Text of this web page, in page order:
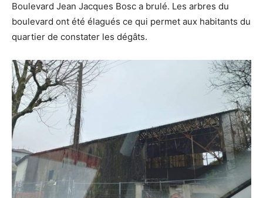
Boulevard Jean Jacques Bosc a brulé. Les arbres du
boulevard ont été élagués ce qui permet aux habitants du
quartier de constater les dégâts.